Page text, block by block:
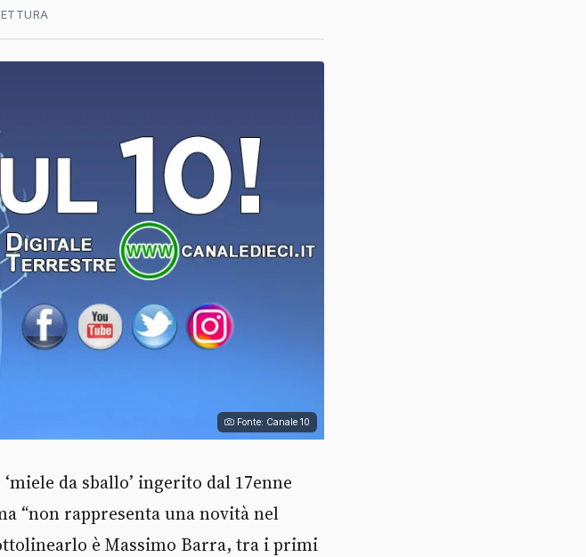
Fonte: Canale 10
da sballo’ ingerito dal 17enne
“non rappresenta una novità nel
è Massimo Barra, tra i primi